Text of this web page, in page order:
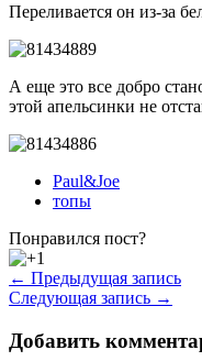
Переливается он из-за
А еще это все добро
этой апельсинки не
Paul&Joe
топы
Понравился пост?
← Предыдущая запись
Следующая запись →
Добавить